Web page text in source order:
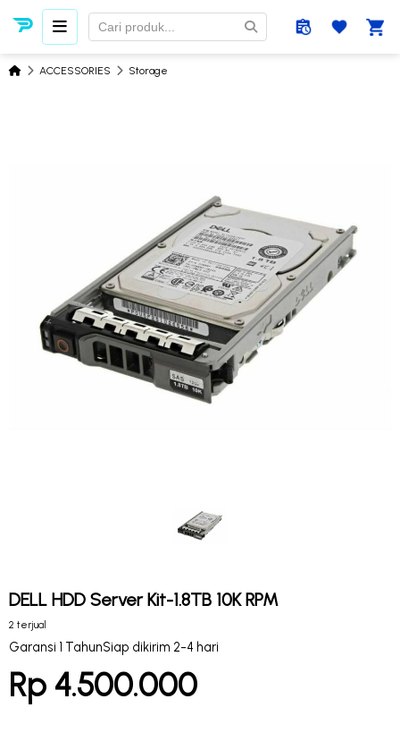
ACCESSORIES Storage
DELL HDD Server Kit-1.8TB 10K RPM
2 terjual
Garansi 1 TahunSiap dikirim 2-4 hari
Rp 4.500.000